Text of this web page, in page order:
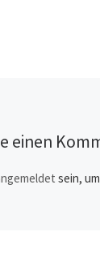
einen
sein,